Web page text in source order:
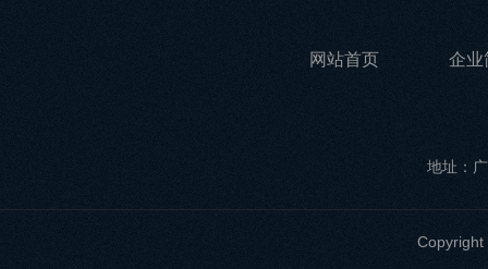
网站首页 企业
地址：